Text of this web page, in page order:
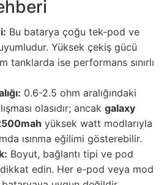
Bu batarya çoğu tek-pod ve
Yüksek çekiş gücü
tanklarda ise performans sınırlı
0.6-2.5 ohm aralığındaki
olasıdır; ancak galaxy
yüksek watt modlarıyla
ısınma eğilimi gösterebilir.
Boyut, bağlantı tipi ve pod
dikkat edin. Her e-pod veya mod